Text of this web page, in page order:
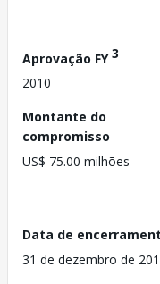
Aprovação FY3
2010
Montante do
compromisso
US$ 75.00 milhões
Data de
31 de dezembro de